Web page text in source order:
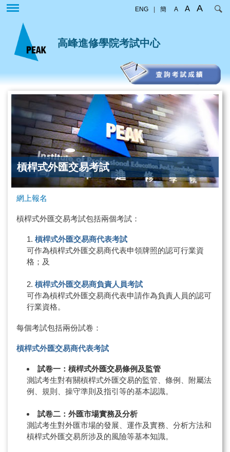
內
容
ENG 簡 A A A
高峰進修學院考試中心
槓桿式外匯交易考試
網上報名
槓桿式外匯交易考試包括兩個考試：
槓桿式外匯交易商代表考試
可作為槓桿式外匯交易商代表申領牌照的認可行業資
格；及
槓桿式外匯交易商負責人員考試
可作為槓桿式外匯交易商代表申請作為負責人員的認可
行業資格。
每個考試包括兩份試卷：
槓桿式外匯交易商代表考試
試卷一：槓桿式外匯交易條例及監管
測試考生對有關槓桿式外匯交易的監管、條例、附屬法
例、規則、操守準則及指引等的基本認識。
試卷二：外匯市場實務及分析
測試考生對外匯市場的發展、運作及實務、分析方法和
槓桿式外匯交易所涉及的風險等基本知識。